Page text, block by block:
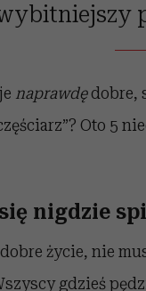
naprawdędobre,
Oto 5
nigdzie
życie, nie
gdzieś